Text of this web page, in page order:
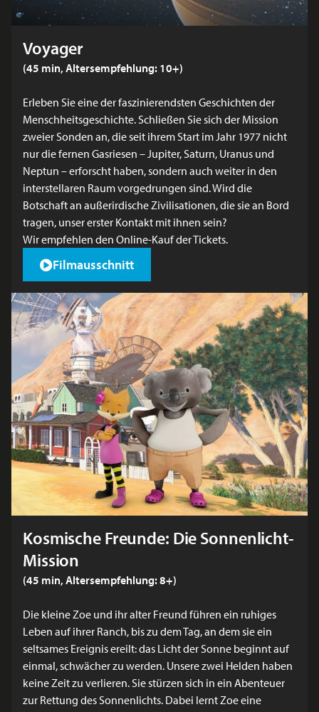
Voyager
(45 min, Altersempfehlung: 10+)
Erleben Sie eine der faszinierendsten Geschichten der
Menschheitsgeschichte. Schließen Sie sich der Mission
zweier Sonden an, die seit ihrem Start im Jahr 1977 nicht
nur die fernen Gasriesen – Jupiter, Saturn, Uranus und
Neptun – erforscht haben, sondern auch weiter in den
interstellaren Raum vorgedrungen sind. Wird die
Botschaft an außerirdische Zivilisationen, die sie an Bord
tragen, unser erster Kontakt mit ihnen sein?
Wir empfehlen den Online-Kauf der Tickets.
Filmausschnitt
Kosmische Freunde: Die Sonnenlicht-
Mission
(45 min, Altersempfehlung: 8+)
Die kleine Zoe und ihr alter Freund führen ein ruhiges
Leben auf ihrer Ranch, bis zu dem Tag, an dem sie ein
seltsames Ereignis ereilt: das Licht der Sonne beginnt auf
einmal, schwächer zu werden. Unsere zwei Helden haben
keine Zeit zu verlieren. Sie stürzen sich in ein Abenteuer
zur Rettung des Sonnenlichts. Dabei lernt Zoe eine